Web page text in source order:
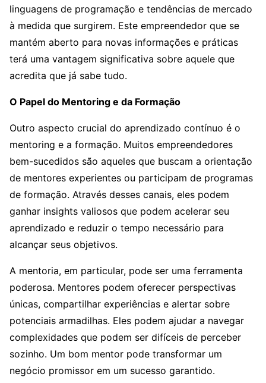
linguagens de programação e tendências de mercado
à medida que surgirem. Este empreendedor que se
mantém aberto para novas informações e práticas
terá uma vantagem significativa sobre aquele que
acredita que já sabe tudo.
O Papel do Mentoring e da Formação
Outro aspecto crucial do aprendizado contínuo é o
mentoring e a formação. Muitos empreendedores
bem-sucedidos são aqueles que buscam a orientação
de mentores experientes ou participam de programas
de formação. Através desses canais, eles podem
ganhar insights valiosos que podem acelerar seu
aprendizado e reduzir o tempo necessário para
alcançar seus objetivos.
A mentoria, em particular, pode ser uma ferramenta
poderosa. Mentores podem oferecer perspectivas
únicas, compartilhar experiências e alertar sobre
potenciais armadilhas. Eles podem ajudar a navegar
complexidades que podem ser difíceis de perceber
sozinho. Um bom mentor pode transformar um
negócio promissor em um sucesso garantido.